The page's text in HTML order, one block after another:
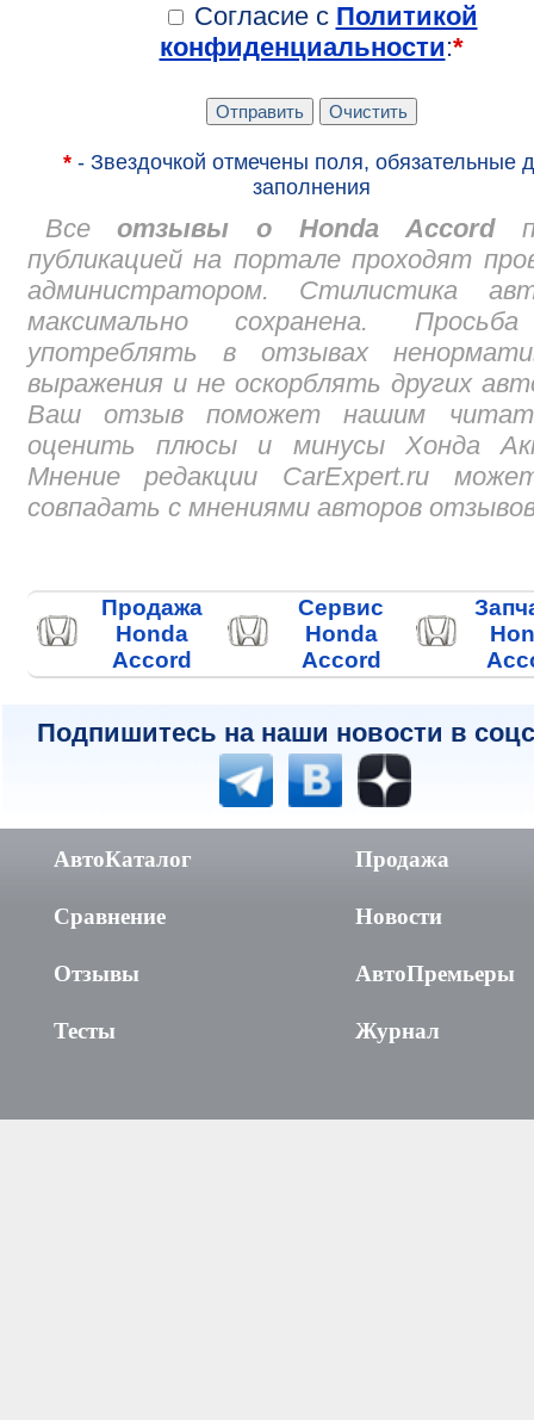
Согласие с Политикой
конфиденциальности:*
*- Звездочкой отмечены поля, обязательные
заполнения
Всеотзывы о Honda Accord
публикацией на портале проходят
администратором. Стилистика
максимально сохранена.
употреблять в отзывах
выражения и не оскорблять других
Ваш отзыв поможет нашим
оценить плюсы и минусы Хонда
Мнение редакции CarExpert.ru
совпадать с мнениями авторов
Продажа
Honda
Accord
Сервис
Honda
Accord
Подпишитесь на наши новости в
АвтоКаталог
Сравнение
Отзывы
Тесты
Продажа
Новости
АвтоПремьеры
Журнал